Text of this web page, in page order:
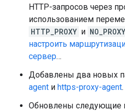
HTTP-запросов через
использованием
HTTP_PROXY и NO_PROXY
настроить
сервер…
Добавлены два новых
agent и https-proxy-agent.
Обновлены следующие